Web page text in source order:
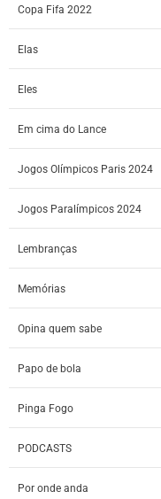
Copa Fifa 2022
Elas
Eles
Em cima do Lance
Jogos Olímpicos Paris 2024
Jogos Paralímpicos 2024
Lembranças
Memórias
Opina quem sabe
Papo de bola
Pinga Fogo
PODCASTS
Por onde anda